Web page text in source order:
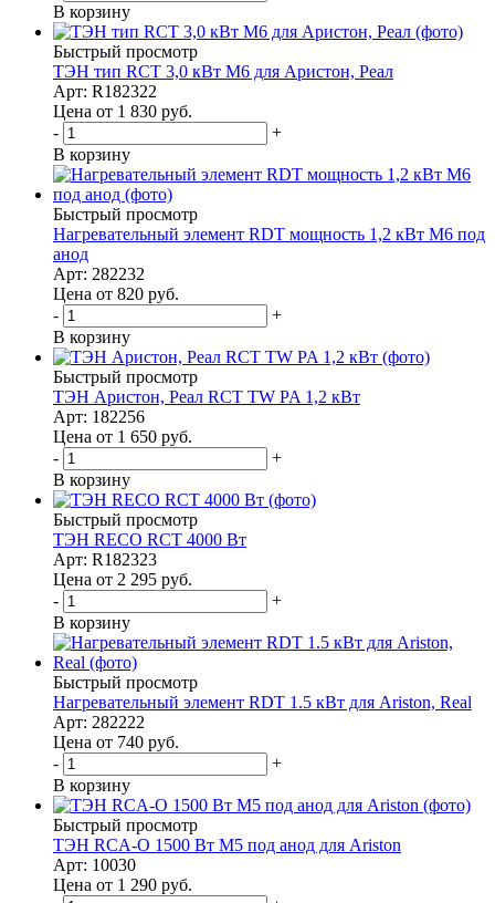
В корзину
Быстрый просмотр
ТЭН тип RCT 3,0 кВт M6 для Аристон, Реал
Арт: R182322
Цена от 1 830 руб.
-
+
В корзину
Быстрый просмотр
Нагревательный элемент RDT мощность 1,2 кВт M6 под
анод
Арт: 282232
Цена от 820 руб.
-
+
В корзину
Быстрый просмотр
ТЭН Аристон, Реал RCT TW PA 1,2 кВт
Арт: 182256
Цена от 1 650 руб.
-
+
В корзину
Быстрый просмотр
ТЭН RECO RCT 4000 Вт
Арт: R182323
Цена от 2 295 руб.
-
+
В корзину
Быстрый просмотр
Нагревательный элемент RDT 1.5 кВт для Ariston, Real
Арт: 282222
Цена от 740 руб.
-
+
В корзину
Быстрый просмотр
ТЭН RCA-O 1500 Вт M5 под анод для Ariston
Арт: 10030
Цена от 1 290 руб.